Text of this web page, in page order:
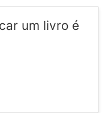
um livro é